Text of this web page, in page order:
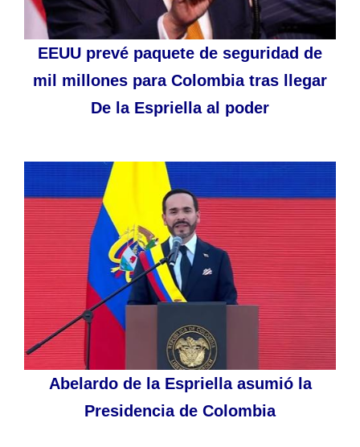
EEUU prevé paquete de seguridad de
mil millones para Colombia tras llegar
De la Espriella al poder
Abelardo de la Espriella asumió la
Presidencia de Colombia